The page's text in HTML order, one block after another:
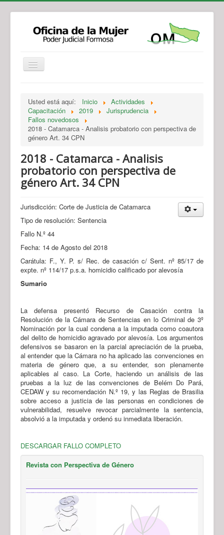
Legislación
Novedades
Recursos y Servicios de Atención
Usted está aquí: Inicio
Actividades
Capacitación
2019
Jurisprudencia
Fallos novedosos
2018 - Catamarca - Analisis probatorio con perspectiva de
género Art. 34 CPN
2018 - Catamarca - Analisis
probatorio con perspectiva de
género Art. 34 CPN
Jurisdicción: Corte de Justicia de Catamarca
Tipo de resolución: Sentencia
Fallo N.º 44
Fecha: 14 de Agosto del 2018
Carátula: F., Y. P. s/ Rec. de casación c/ Sent. nº 85/17 de
expte. nº 114/17 p.s.a. homicidio calificado por alevosía
Sumario
La defensa presentó Recurso de Casación contra la
Resolución de la Cámara de Sentencias en lo Criminal de 3º
Nominación por la cual condena a la imputada como coautora
del delito de homicidio agravado por alevosía. Los argumentos
defensivos se basaron en la parcial apreciación de la prueba,
al entender que la Cámara no ha aplicado las convenciones en
materia de género que, a su entender, son plenamente
aplicables al caso. La Corte, haciendo un análisis de las
pruebas a la luz de las convenciones de Belém Do Pará,
CEDAW y su recomendación N.º 19, y las Reglas de Brasilia
sobre acceso a justicia de las personas en condiciones de
vulnerabilidad, resuelve revocar parcialmente la sentencia,
absolvió a la imputada y ordenó su inmediata liberación.
DESCARGAR FALLO COMPLETO
Revista con Perspectiva de Género